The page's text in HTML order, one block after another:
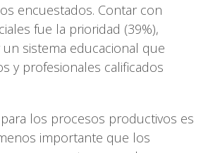
encuestados. Contar con
fue la prioridad (39%),
sistema educacional que
y profesionales calificados
los procesos productivos es
importante que los